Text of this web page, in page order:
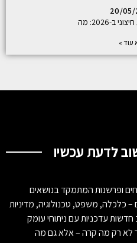
20/05/
ב-2026: מה
עוד »
לדעת עכשיו
ופרשנות המתמקד בנושאים
כלכלה, משפט, טכנולוגיה, מדיניות
עדכניות עם ניתוחי עומק
לא רק מה קרה – אלא גם מה